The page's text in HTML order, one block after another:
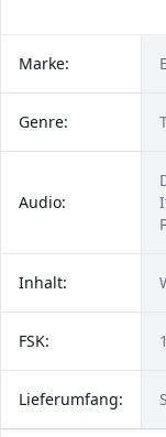
Marke:
Genre:
Audio:
Inhalt:
FSK:
Lieferumfang: